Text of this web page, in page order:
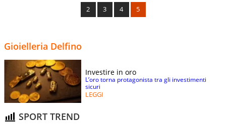
2 3 4 5
Gioielleria Delfino
Investire in oro
L’oro torna protagonista tra gli investimenti
sicuri
LEGGI
SPORT TREND